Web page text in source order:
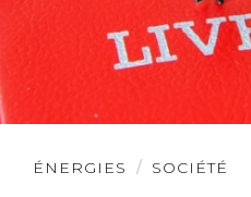
ÉNERGIES SOCIÉTÉ
Lire